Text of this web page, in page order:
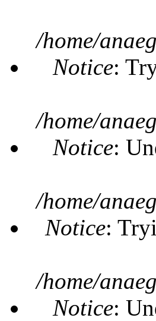
/home/
Notice:
/home/
Notice:
/home/
Notice:
/home/
Notice: